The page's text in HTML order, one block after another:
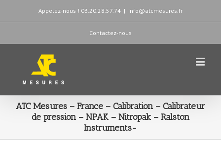
Appelez-nous ! 03.20.28.57.74 | info@atcmesures.fr
Contactez-nous
ATC Mesures – France – Calibration – Calibrateur
de pression – NPAK – Nitropak – Ralston
Instruments-